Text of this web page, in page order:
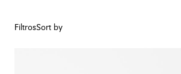
FiltrosSort by